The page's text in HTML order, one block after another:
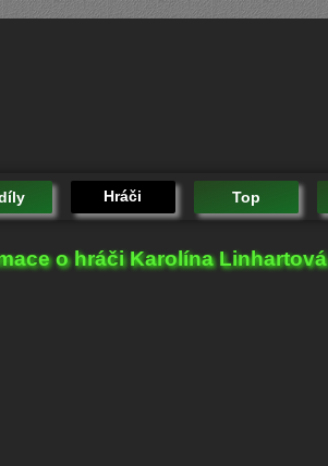
Hráči Top
o hráči Karolína Linhartová